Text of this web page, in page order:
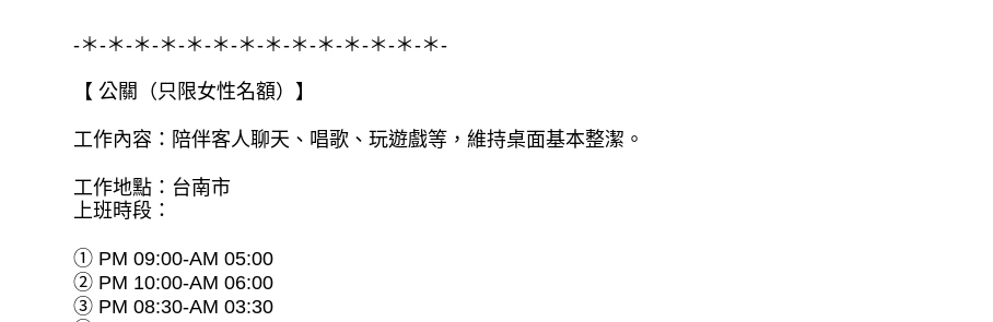
-＊-＊-＊-＊-＊-＊-＊-＊-＊-＊-＊-＊-＊-＊-
【 公關（只限女性名額）】
工作內容：陪伴客人聊天、唱歌、玩遊戲等，維持桌面基本整潔。
工作地點：台南市
上班時段：
① PM 09:00-AM 05:00
② PM 10:00-AM 06:00
③ PM 08:30-AM 03:30